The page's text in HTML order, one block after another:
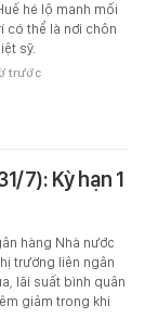
hé lộ manh mối
có thể là nơi chôn
sỹ.
trước
7): Kỳ hạn 1
hàng Nhà nước
trường liên ngân
lãi suất bình quân
giảm trong khi